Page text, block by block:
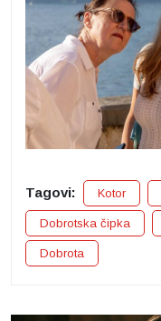
Tagovi: Kotor
Dobrotska čipka
Dobrota